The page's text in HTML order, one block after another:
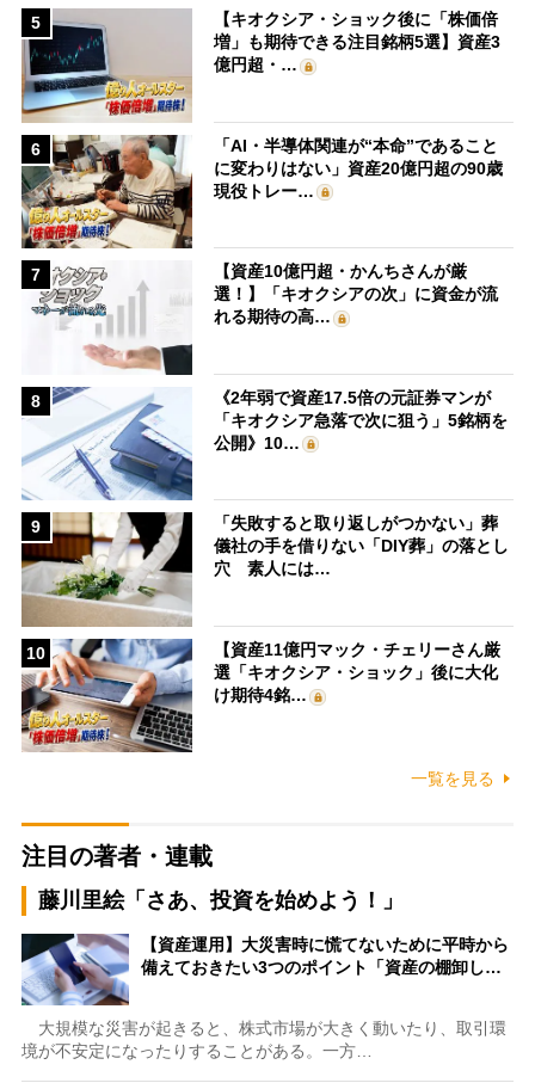
5
【キオクシア・ショック後に「株価倍
増」も期待できる注目銘柄5選】資産3
億円超・…
6
「AI・半導体関連が“本命”であること
に変わりはない」資産20億円超の90歳
現役トレー…
7
【資産10億円超・かんちさんが厳
選！】「キオクシアの次」に資金が流
れる期待の高…
8
《2年弱で資産17.5倍の元証券マンが
「キオクシア急落で次に狙う」5銘柄を
公開》10…
9
「失敗すると取り返しがつかない」葬
儀社の手を借りない「DIY葬」の落とし
穴 素人には…
10
【資産11億円マック・チェリーさん厳
選「キオクシア・ショック」後に大化
け期待4銘…
一覧を見る
注目の著者・連載
藤川里絵「さあ、投資を始めよう！」
【資産運用】大災害時に慌てないために平時から
備えておきたい3つのポイント「資産の棚卸し…
大規模な災害が起きると、株式市場が大きく動いたり、取引環
境が不安定になったりすることがある。一方…